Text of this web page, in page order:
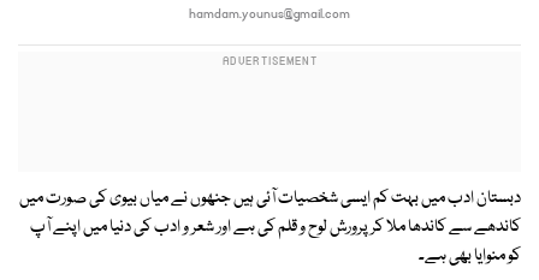
hamdam.younus@gmail.com
دبستان ادب میں بہت کم ایسی شخصیات آئی ہیں جنھوں نے میاں بیوی کی صورت میں
کاندھے سے کاندھا ملا کر پرورش لوح و قلم کی ہے اور شعر و ادب کی دنیا میں اپنے آپ
کو منوایا بھی ہے۔